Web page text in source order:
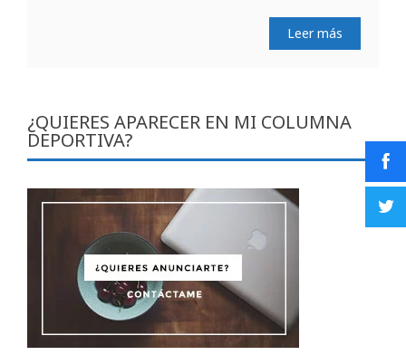
Leer más
¿QUIERES APARECER EN MI COLUMNA
DEPORTIVA?